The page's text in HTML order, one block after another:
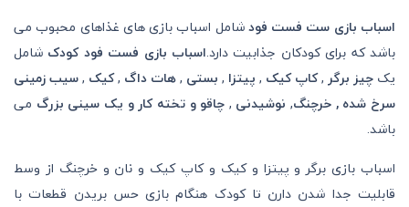
اسباب بازی ست فست فودشامل اسباب بازی های غذاهای محبوب می
باشد که برای کودکان جذابیت دارد.اسباب بازی فست فود کودک شامل
یک چیز برگر ,کاپ کیک , پیتزا , بستی ,هات داگ ,کیک ,سیب زمینی
سرخ شده , خرچنگ, نوشیدنی , چاقو و تخته کار و یک سینی بزرگ می
باشد.
اسباب بازی برگر و پیتزا و کیک و کاپ کیک و نان و خرچنگ از وسط
قابلیت جدا شدن دارن تا کودک هنگام بازی حس بریدن قطعات با